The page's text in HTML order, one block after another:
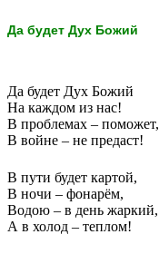
Да будет Дух Божий
Да будет Дух Божий
На каждом из нас!
В проблемах – поможет,
В войне – не предаст!
В пути будет картой,
В ночи – фонарём,
Водою – в день жаркий,
А в холод – теплом!